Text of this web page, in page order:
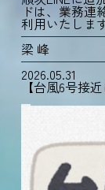
ドは、業務連
利用いたしま
梁 峰
2026.05.31
【台風6号接